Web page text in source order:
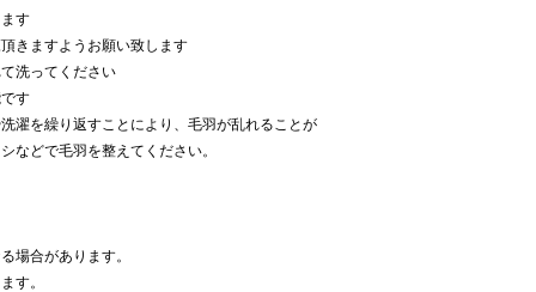
す
きますようお願い致します
洗ってください
す
濯を繰り返すことにより、毛羽が乱れることが
などで毛羽を整えてください。
場合があります。
す。